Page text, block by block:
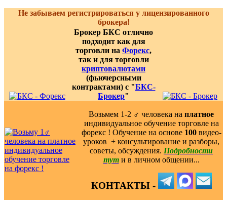
Не забываем регистрироваться у лицензированного
брокера!
Брокер БКС отлично
подходит как для
торговли на Форекс,
так и для торговли
криптовалютами
(фьючерсными
контрактами) с "БКС-
Брокер"
Возьмем 1-2 ‍♂️ человека на платное
индивидуальное обучение торговле на
форекс ! Обучение на основе 100видео-
уроков ️ + консультирование и разборы,
советы, обсуждения. Подробности
тут и в личном общении...
КОНТАКТЫ -